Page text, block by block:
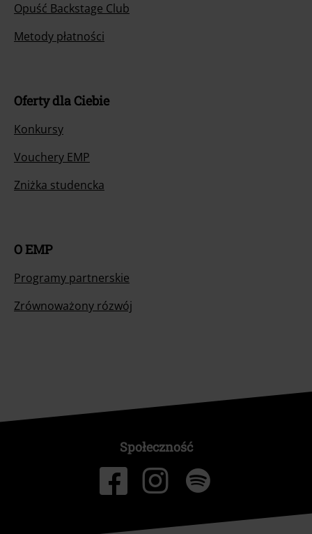
Opuść Backstage Club
Metody płatności
Oferty dla Ciebie
Konkursy
Vouchery EMP
Zniżka studencka
O EMP
Programy partnerskie
Zrównoważony rózwój
Społeczność